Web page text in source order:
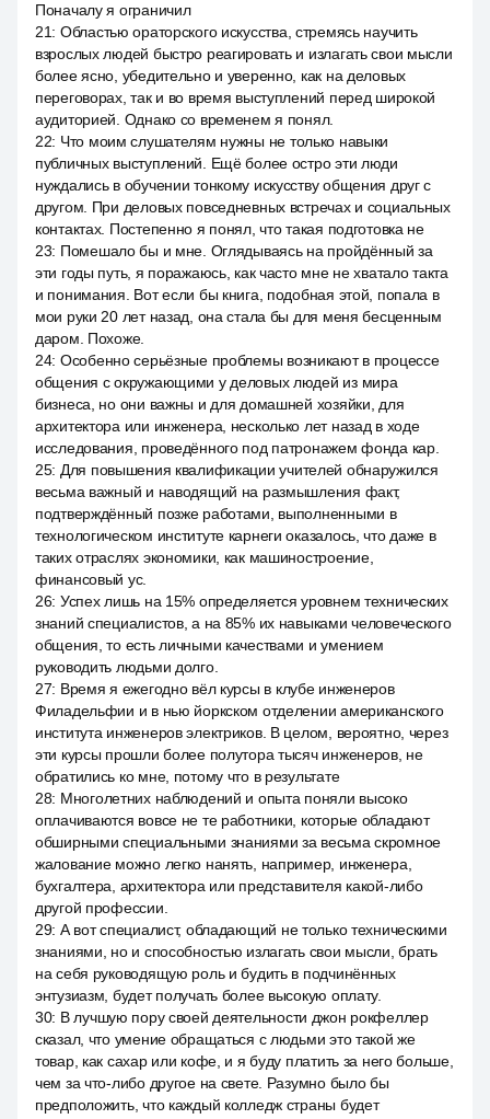
Поначалу я ограничил
21: Областью ораторского искусства, стремясь научить
взрослых людей быстро реагировать и излагать свои мысли
более ясно, убедительно и уверенно, как на деловых
переговорах, так и во время выступлений перед широкой
аудиторией. Однако со временем я понял.
22: Что моим слушателям нужны не только навыки
публичных выступлений. Ещё более остро эти люди
нуждались в обучении тонкому искусству общения друг с
другом. При деловых повседневных встречах и социальных
контактах. Постепенно я понял, что такая подготовка не
23: Помешало бы и мне. Оглядываясь на пройдённый за
эти годы путь, я поражаюсь, как часто мне не хватало такта
и понимания. Вот если бы книга, подобная этой, попала в
мои руки 20 лет назад, она стала бы для меня бесценным
даром. Похоже.
24: Особенно серьёзные проблемы возникают в процессе
общения с окружающими у деловых людей из мира
бизнеса, но они важны и для домашней хозяйки, для
архитектора или инженера, несколько лет назад в ходе
исследования, проведённого под патронажем фонда кар.
25: Для повышения квалификации учителей обнаружился
весьма важный и наводящий на размышления факт,
подтверждённый позже работами, выполненными в
технологическом институте карнеги оказалось, что даже в
таких отраслях экономики, как машиностроение,
финансовый ус.
26: Успех лишь на 15% определяется уровнем технических
знаний специалистов, а на 85% их навыками человеческого
общения, то есть личными качествами и умением
руководить людьми долго.
27: Время я ежегодно вёл курсы в клубе инженеров
Филадельфии и в нью йоркском отделении американского
института инженеров электриков. В целом, вероятно, через
эти курсы прошли более полутора тысяч инженеров, не
обратились ко мне, потому что в результате
28: Многолетних наблюдений и опыта поняли высоко
оплачиваются вовсе не те работники, которые обладают
обширными специальными знаниями за весьма скромное
жалование можно легко нанять, например, инженера,
бухгалтера, архитектора или представителя какой-либо
другой профессии.
29: А вот специалист, обладающий не только техническими
знаниями, но и способностью излагать свои мысли, брать
на себя руководящую роль и будить в подчинённых
энтузиазм, будет получать более высокую оплату.
30: В лучшую пору своей деятельности джон рокфеллер
сказал, что умение обращаться с людьми это такой же
товар, как сахар или кофе, и я буду платить за него больше,
чем за что-либо другое на свете. Разумно было бы
предположить, что каждый колледж страны будет